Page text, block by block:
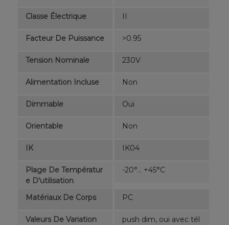
Classe Électrique II
Facteur De Puissance >0.95
Tension Nominale 230V
Alimentation Incluse Non
Dimmable Oui
Orientable Non
IK IK04
Plage De Températur
E D'utilisation
-20°... +45°C
Matériaux De Corps PC
Valeurs De Variation
push dim, oui avec tél